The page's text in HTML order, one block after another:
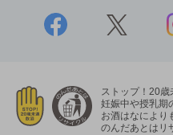
ストップ！20歳
妊娠中や授乳期
お酒はなにより
のんだあとはリ